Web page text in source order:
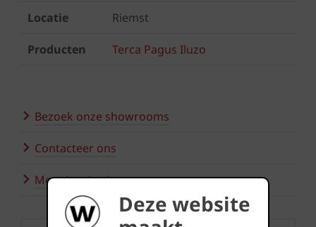
Deze website
Locatie Riemst
Producten Terca Pagus Iluzo
Bezoek onze showrooms
Contacteer ons
Meer inspiratie